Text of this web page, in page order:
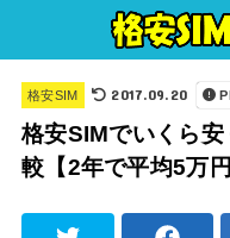
格安SIM 2017.09.20
格安SIMでいくら
較【2年で平均5万円